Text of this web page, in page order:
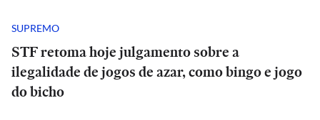
SUPREMO
STF retoma hoje julgamento sobre a
ilegalidade de jogos de azar, como bingo e jogo
do bicho